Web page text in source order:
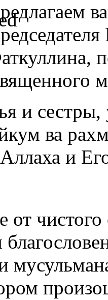
и
ва
и
от чистого